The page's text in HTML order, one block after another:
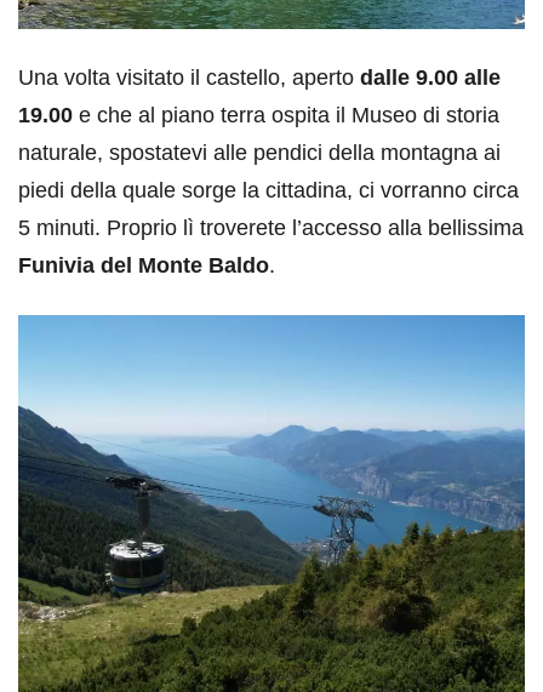
Una volta visitato il castello, aperto dalle 9.00 alle
19.00 e che al piano terra ospita il Museo di storia
naturale, spostatevi alle pendici della montagna ai
piedi della quale sorge la cittadina, ci vorranno circa
5 minuti. Proprio lì troverete l’accesso alla bellissima
Funivia del Monte Baldo.